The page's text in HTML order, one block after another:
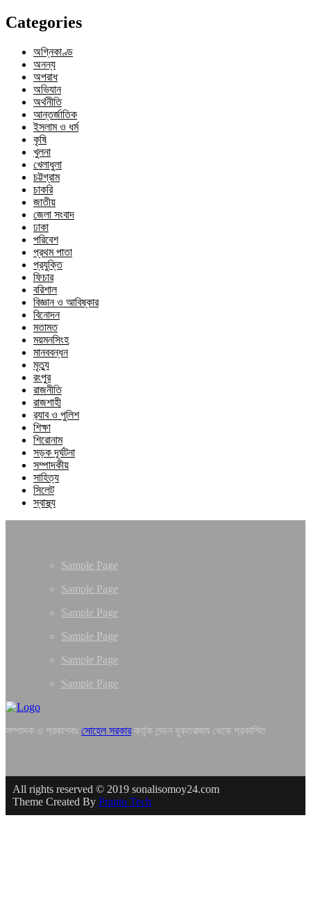
Categories
অগ্নিকাণ্ড
অনন্য
অপরাধ
অভিযান
অর্থনীতি
আন্তর্জাতিক
ইসলাম ও ধর্ম
কৃষি
খুলনা
খেলাধুলা
চট্টগ্রাম
চাকরি
জাতীয়
জেলা সংবাদ
ঢাকা
পরিবেশ
প্রথম পাতা
প্রযুক্তি
ফিচার
বরিশাল
বিজ্ঞান ও আবিষ্কার
বিনোদন
মতামত
ময়মনসিংহ
মানববন্ধন
মৃত্যু
রংপুর
রাজনীতি
রাজশাহী
র‍্যাব ও পুলিশ
শিক্ষা
শিরোনাম
সড়ক দূর্ঘটনা
সম্পাদকীয়
সাহিত্য
সিলেট
স্বাস্থ্য
Sample Page
Sample Page
Sample Page
Sample Page
Sample Page
Sample Page
সম্পাদক ও প্রকাশকঃ সোহেল সরকারকর্তৃক লন্ডন যুক্তরাজ্য থেকে প্রকাশিত
All rights reserved © 2019 sonalisomoy24.com
Theme Created By Pranto Tech